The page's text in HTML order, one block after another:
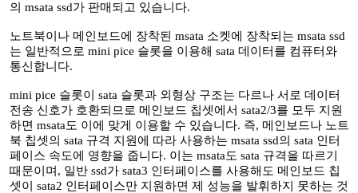
의 msata ssd가 판매되고 있습니다.
노트북이나 메인보드에 장착된 msata 소켓에 장착되는 msata ssd
는 일반적으로 mini pice 슬롯을 이용해 sata 데이터를 컴퓨터와
통신합니다.
mini pice 슬롯이 sata 슬롯과 외형상 구조는 다르나 서로 데이터
전송 신호가 호환되므로 메인보드 칩셋에서 sata2/3를 모두 지원
하면 msata도 이에 맞게 이용할 수 있습니다. 즉, 메인보드나 노트
북 칩셋의 sata 규격 지원에 따라 사용하는 msata ssd의 sata 인터
페이스 속도에 영향을 줍니다. 이는 msata도 sata 규격을 따르기
때문이며, 일반 ssd가 sata3 인터페이스를 사용해도 메인보드 칩
셋이 sata2 인터페이스만 지원하면 제 성능을 발휘하지 못하는 것